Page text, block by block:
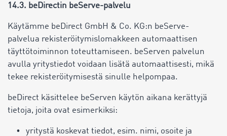
14.3. beDirectin beServe-palvelu
Käytämme beDirect GmbH & Co. KG:n beServe-
palvelua rekisteröitymislomakkeen automaattisen
täyttötoiminnon toteuttamiseen. beServen palvelun
avulla yritystiedot voidaan lisätä automaattisesti, mikä
tekee rekisteröitymisestä sinulle helpompaa.
beDirect käsittelee beServen käytön aikana kerättyjä
tietoja, joita ovat esimerkiksi:
yritystä koskevat tiedot, esim. nimi, osoite ja